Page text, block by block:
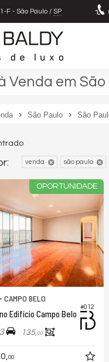
F - São Paulo / SP
Venda em
São Paulo São
venda são paulo
OPORTUNIDADE
#012
CAMPO BELO
Edifício Campo Belo
3 135,00
00